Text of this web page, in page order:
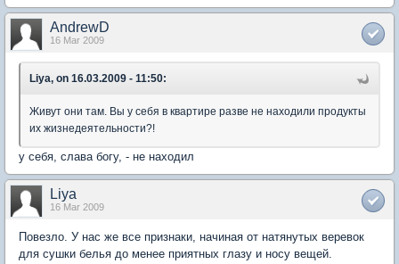
AndrewD
16 Mar 2009
Liya, on 16.03.2009 - 11:50:
Живут они там. Вы у себя в квартире разве не находили продукты
их жизнедеятельности?!
у себя, слава богу, - не находил
Liya
16 Mar 2009
Повезло. У нас же все признаки, начиная от натянутых веревок
для сушки белья до менее приятных глазу и носу вещей.